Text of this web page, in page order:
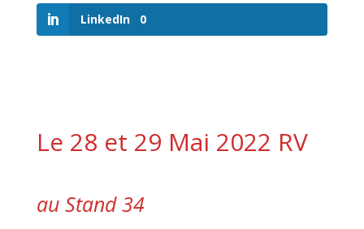
LinkedIn 0
Le 28 et 29 Mai 2022 RV
au Stand 34